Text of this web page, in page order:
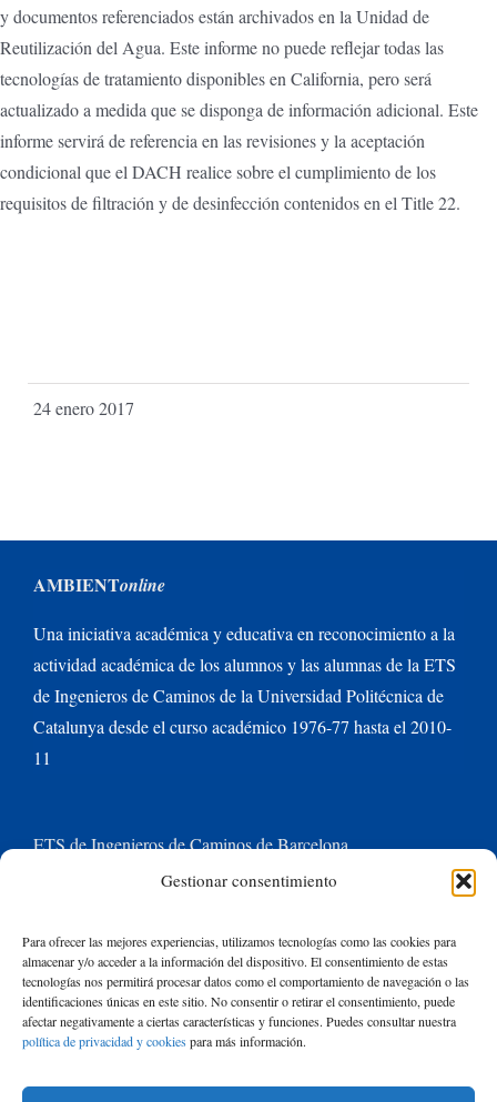
Gestionar consentimiento
Para ofrecer las mejores experiencias, utilizamos tecnologías como las cookies para
almacenar y/o acceder a la información del dispositivo. El consentimiento de estas
tecnologías nos permitirá procesar datos como el comportamiento de navegación o las
identificaciones únicas en este sitio. No consentir o retirar el consentimiento, puede
afectar negativamente a ciertas características y funciones. Puedes consultar nuestra
política de privacidad y cookiespara más información.
y documentos referenciados están archivados en la Unidad de
Reutilización del Agua. Este informe no puede reflejar todas las
tecnologías de tratamiento disponibles en California, pero será
actualizado a medida que se disponga de información adicional. Este
informe servirá de referencia en las revisiones y la aceptación
condicional que el DACH realice sobre el cumplimiento de los
requisitos de filtración y de desinfección contenidos en el Title 22.
24 enero 2017
AMBIENTonline
Una iniciativa académica y educativa en reconocimiento a la
actividad académica de los alumnos y las alumnas de la ETS
de Ingenieros de Caminos de la Universidad Politécnica de
Catalunya desde el curso académico 1976-77 hasta el 2010-
11
ETS de Ingenieros de Caminos de Barcelona
Universitat Politècnica de Catalunya BarcelonaTech
Contacte con nosotros
Buscar: